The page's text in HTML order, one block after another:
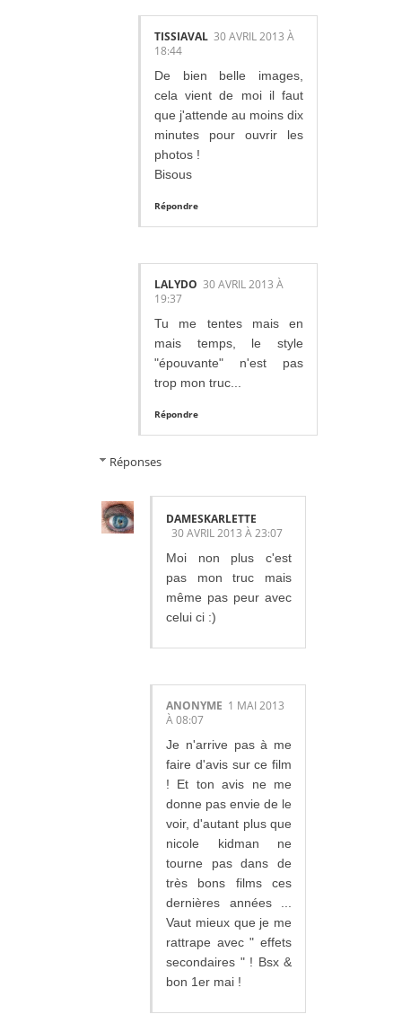
TISSIAVAL 30 AVRIL 2013 À
18:44
De bien belle images,
cela vient de moi il faut
que j'attende au moins dix
minutes pour ouvrir les
photos !
Bisous
Répondre
LALYDO 30 AVRIL 2013 À
19:37
Tu me tentes mais en
mais temps, le style
"épouvante" n'est pas
trop mon truc...
Répondre
Réponses
DAMESKARLETTE
30 AVRIL 2013 À 23:07
Moi non plus c'est
pas mon truc mais
même pas peur avec
celui ci :)
ANONYME 1 MAI 2013
À 08:07
Je n'arrive pas à me
faire d'avis sur ce film
! Et ton avis ne me
donne pas envie de le
voir, d'autant plus que
nicole kidman ne
tourne pas dans de
très bons films ces
dernières années ...
Vaut mieux que je me
rattrape avec " effets
secondaires " ! Bsx &
bon 1er mai !